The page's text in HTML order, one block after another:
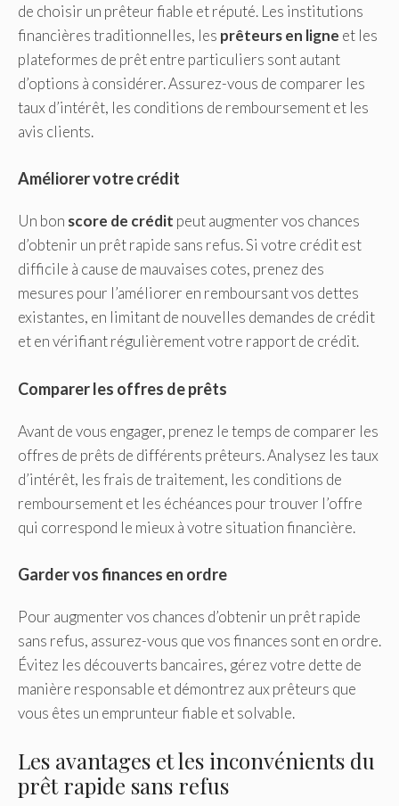
de choisir un prêteur fiable et réputé. Les institutions
financières traditionnelles, les prêteurs en ligne et les
plateformes de prêt entre particuliers sont autant
d’options à considérer. Assurez-vous de comparer les
taux d’intérêt, les conditions de remboursement et les
avis clients.
Améliorer votre crédit
Un bon score de crédit peut augmenter vos chances
d’obtenir un prêt rapide sans refus. Si votre crédit est
difficile à cause de mauvaises cotes, prenez des
mesures pour l’améliorer en remboursant vos dettes
existantes, en limitant de nouvelles demandes de crédit
et en vérifiant régulièrement votre rapport de crédit.
Comparer les offres de prêts
Avant de vous engager, prenez le temps de comparer les
offres de prêts de différents prêteurs. Analysez les taux
d’intérêt, les frais de traitement, les conditions de
remboursement et les échéances pour trouver l’offre
qui correspond le mieux à votre situation financière.
Garder vos finances en ordre
Pour augmenter vos chances d’obtenir un prêt rapide
sans refus, assurez-vous que vos finances sont en ordre.
Évitez les découverts bancaires, gérez votre dette de
manière responsable et démontrez aux prêteurs que
vous êtes un emprunteur fiable et solvable.
Les avantages et les inconvénients du
prêt rapide sans refus